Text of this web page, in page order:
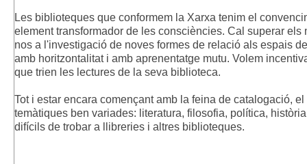
Les biblioteques que conformem la Xarxa tenim el
element transformador de les consciències. Cal superar
nos a l'investigació de noves formes de relació als espais
amb horitzontalitat i amb aprenentatge mutu. Volem
que trien les lectures de la seva biblioteca.
Tot i estar encara començant amb la feina de catalogació,
temàtiques ben variades: literatura, filosofia, política,
difícils de trobar a llibreries i altres biblioteques.